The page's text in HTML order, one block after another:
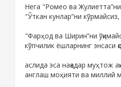
Нега "Ромео ва
"Ўткан кунлар”ни кўрмайсиз,
"Фарҳод ва Ширин”ни
кўпчилик ёшларнинг энсаси
аслида эса нақадар муҳтож
англаш моҳияти ва миллий